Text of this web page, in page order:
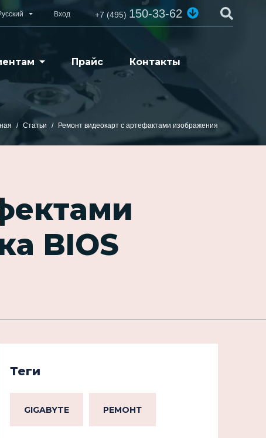
Прайс Контакты
Вход +7 (495)150-33-62
Статьи Ремонт видеокарт с артефактами изображения
BIOS
Теги
GIGABYTE РЕМОНТ